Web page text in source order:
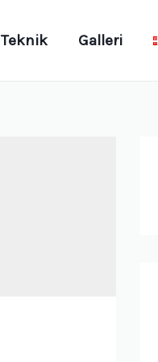
Teknik Galleri